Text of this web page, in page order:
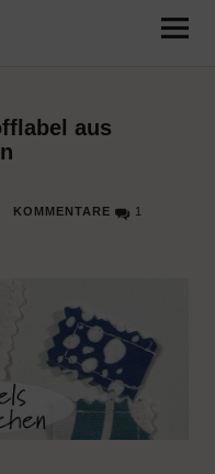
–
aus
KOMMENTARE 1